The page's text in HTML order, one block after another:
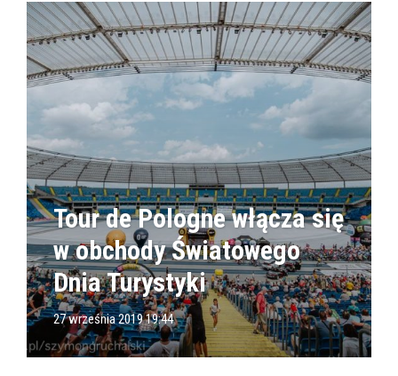
Tour de Pologne włącza się
w obchody Światowego
Dnia Turystyki
27 września 2019 19:44